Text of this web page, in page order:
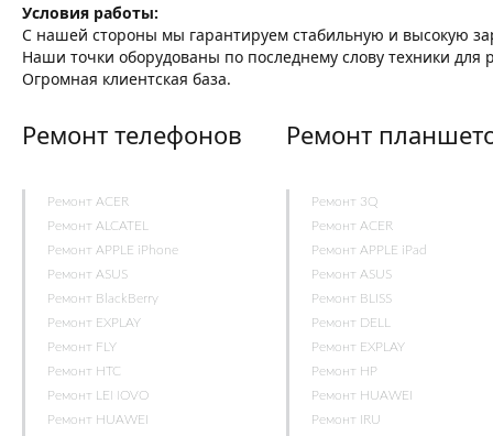
Условия работы:
С нашей стороны мы гарантируем стабильную и высокую
Наши точки оборудованы по последнему слову техники
Огромная клиентская база.
Ремонт телефонов
Ремонт ACER
Ремонт ALCATEL
Ремонт APPLE iPhone
Ремонт ASUS
Ремонт BlackBerry
Ремонт EXPLAY
Ремонт FLY
Ремонт HTC
Ремонт LENOVO
Ремонт HUAWEI
Ремонт
Ремонт 3Q
Ремонт ACER
Ремонт APPLE iPad
Ремонт ASUS
Ремонт BLISS
Ремонт DELL
Ремонт EXPLAY
Ремонт HP
Ремонт HUAWEI
Ремонт IRU